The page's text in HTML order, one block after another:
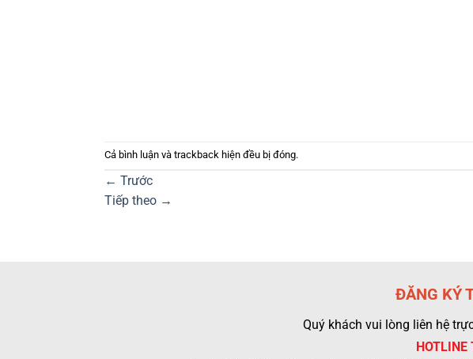
Cả bình luận và trackback hiện đều bị đóng.
← Trước
Tiếp theo →
ĐĂNG KÝ
Quý khách vui lòng liên hệ